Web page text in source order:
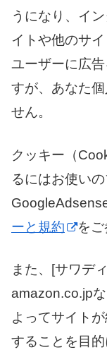
うになり、イ
イトや他のサ
ユーザーに広
すが、あなた
せん。
クッキー（
るにはお使い
ーと規約
をご
また、[サワデ
amazon.co.jp
よってサイト
することを目